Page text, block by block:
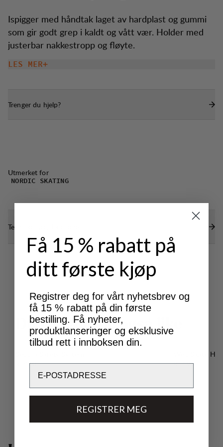
Ispigger med håndtak laget av hardplast og gummi
som gir godt grep i kaldt og vått vær. Holder med
justerbar nakkestropp og fløyte.
LES MER
Trenger du hjelp?
Utmerket for
NORDIC SKATING
Tekniske spesifikasjoner
u vil k anskje o g å i
kr 450
Web Skate
Pris:
kr 190
Få 15 % rabatt på
ditt første kjøp
Registrer deg for vårt nyhetsbrev og
få 15 % rabatt på din første
bestilling. Få nyheter,
produktlanseringer og eksklusive
tilbud rett i innboksen din.
REGISTRER MEG